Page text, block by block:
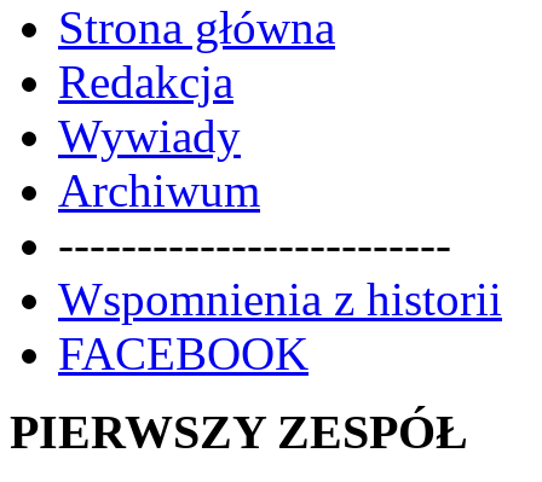
Strona główna
Redakcja
Wywiady
Archiwum
-------------------------
Wspomnienia z historii
FACEBOOK
PIERWSZY ZESPÓŁ